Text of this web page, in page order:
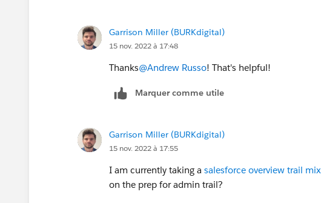
Garrison Miller (BURKdigital)
15 nov. 2022 à 17:48
Thanks@Andrew Russo! That's helpful!
Marquer comme utile
Garrison Miller (BURKdigital)
15 nov. 2022 à 17:55
I am currently taking a salesforce overview trail mix
on the prep for admin trail?